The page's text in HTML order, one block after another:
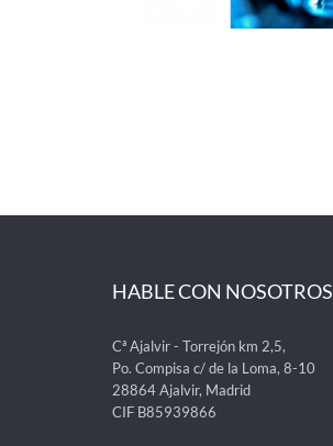
HABLE CON NOSOTROS
Cª Ajalvir - Torrejón km 2,5,
Po. Compisa c/ de la Loma, 8-10
28864 Ajalvir, Madrid
CIF B85939866